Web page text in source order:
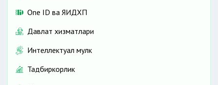
One ID ва ЯИДХП
Давлат хизматлари
Интеллектуал мулк
Тадбиркорлик